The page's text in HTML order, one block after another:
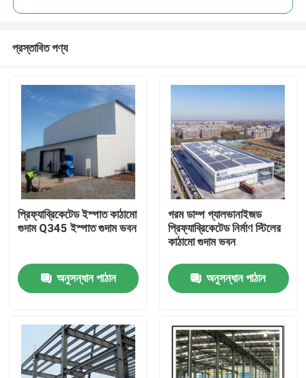
বাড়ি
আমাদের সম্বন্ধে
প্রস্তাবিত পণ্য
প্রিফ্যাব্রিকেটেড ইস্পাত কাঠামো
গুদাম Q345 ইস্পাত গুদাম ভবন
অনুসন্ধান পাঠান
গরম ডাম্প গ্যালভানাইজড
প্রিফ্যাব্রিকেটেড নির্মাণ স্টিলের
কাঠামো গুদাম ভবন
অনুসন্ধান পাঠান